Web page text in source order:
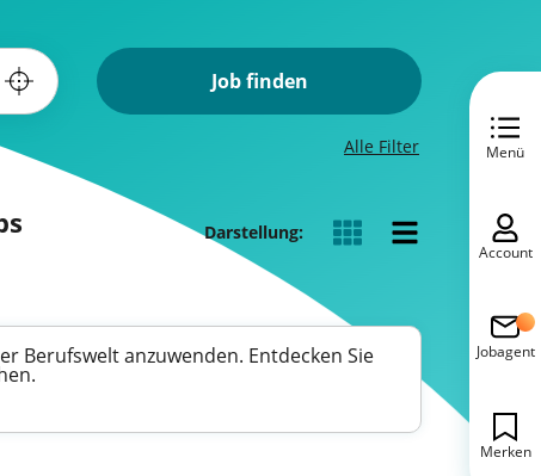
Job finden
Alle Filter
Darstellung:
Berufswelt anzuwenden. Entdecken Sie
Menü
Account
Jobagent
Merken